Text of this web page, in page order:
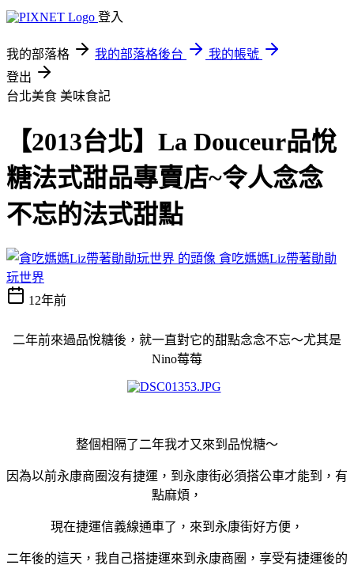
登入
我的部落格 我的部落格後台
我的帳號
登出
台北美食 美味食記
【2013台北】La Douceur品悅
糖法式甜品專賣店~令人念念
不忘的法式甜點
貪吃媽媽Liz帶著勛勛
玩世界
12年前
二年前來過品悅糖後，就一直對它的甜點念念不忘～尤其是
Nino莓莓
整個相隔了二年我才又來到品悅糖～
因為以前永康商圈沒有捷運，到永康街必須搭公車才能到，有
點麻煩，
現在捷運信義線通車了，來到永康街好方便，
二年後的這天，我自己搭捷運來到永康商圈，享受有捷運後的